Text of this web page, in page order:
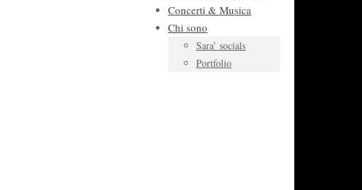
Concerti & Musica
Chi sono
Sara’ socials
Portfolio